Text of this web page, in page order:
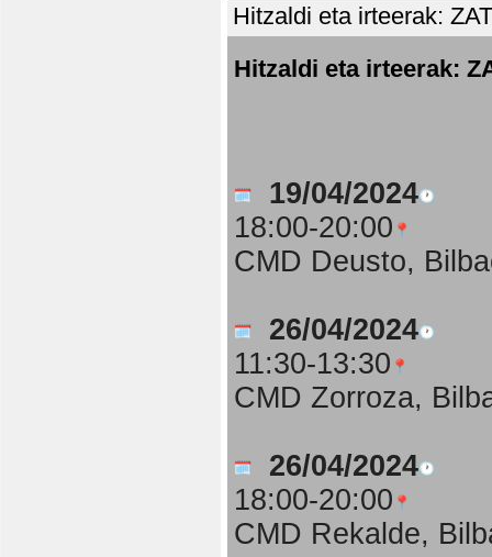
Hitzaldi eta irteerak:
Hitzaldi eta irteerak:
19/04/2024
18:00-20:00
CMD Deusto,
26/04/2024
11:30-13:30
CMD Zorroza,
26/04/2024
18:00-20:00
CMD Rekalde,